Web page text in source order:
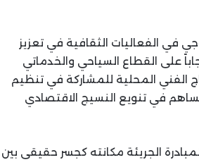
في الفعاليات الثقافية في تعزيز
على القطاع السياحي والخدماتي
الفني المحلية للمشاركة في تنظيم
في تنويع النسيج الاقتصادي
الجريئة مكانته كجسر حقيقي بين